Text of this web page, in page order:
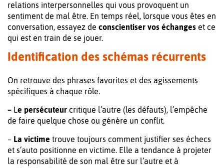
relations interpersonnelles qui vous provoquent un
sentiment de mal être. En temps réel, lorsque vous êtes en
conversation, essayez de conscientiser vos échanges et ce
qui est en train de se jouer.
Identification des schémas récurrents
On retrouve des phrases favorites et des agissements
spécifiques à chaque rôle.
– Le persécuteur critique l’autre (les défauts), l’empêche
de faire quelque chose ou génère un conflit.
– La victime trouve toujours comment justifier ses échecs
et s’auto positionne en victime. Elle a tendance à projeter
la responsabilité de son mal être sur l’autre et à